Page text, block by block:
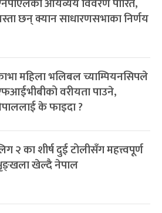
छन् क्यान साधारणसभाका निर्णय
महिला भलिबल च्याम्पियनसिपले
वरीयता पाउने,
के फाइदा ?
२ का शीर्ष दुई टोलीसँग महत्त्वपूर्ण
खेल्दै नेपाल